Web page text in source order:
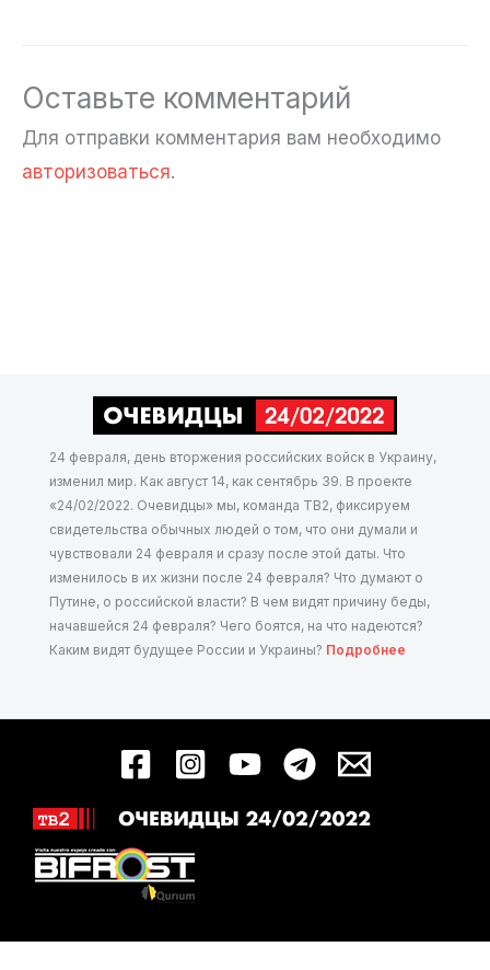
Оставьте комментарий
Для отправки комментария вам необходимо
авторизоваться.
24 февраля, день вторжения российских войск в Украину,
изменил мир. Как август 14, как сентябрь 39. В проекте
«24/02/2022. Очевидцы» мы, команда ТВ2, фиксируем
свидетельства обычных людей о том, что они думали и
чувствовали 24 февраля и сразу после этой даты. Что
изменилось в их жизни после 24 февраля? Что думают о
Путине, о российской власти? В чем видят причину беды,
начавшейся 24 февраля? Чего боятся, на что надеются?
Каким видят будущее России и Украины? Подробнее